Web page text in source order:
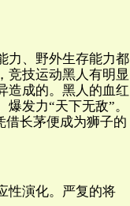
力、野外生存能力都
竞技运动黑人有明显
造成的。黑人的血红
爆发力“天下无敌”。
借长茅便成为狮子的
性演化。严复的将